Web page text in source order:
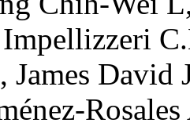
Impellizzeri
, James David
Rosales